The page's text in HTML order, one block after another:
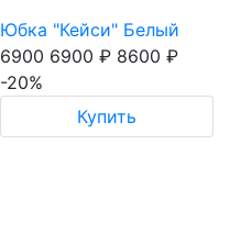
Юбка "Кейси" Белый
6900 6900 ₽ 8600 ₽
-20%
Купить